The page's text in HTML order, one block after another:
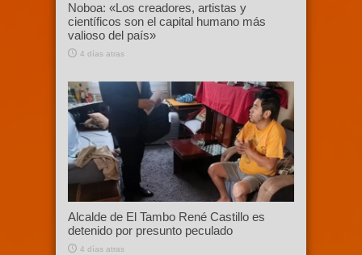
Noboa: «Los creadores, artistas y
científicos son el capital humano más
valioso del país»
4 días atras
Alcalde de El Tambo René Castillo es
detenido por presunto peculado
4 días atras